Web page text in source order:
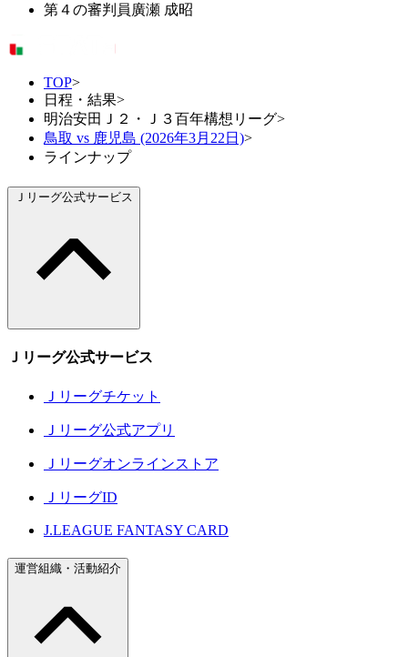
第４の審判員 廣瀬 成昭
TOP>
日程・結果>
明治安田Ｊ２・Ｊ３百年構想リーグ>
鳥取 vs 鹿児島 (2026年3月22日)>
ラインナップ
Ｊリーグ公式サービス
Ｊリーグ公式サービス
Ｊリーグチケット
Ｊリーグ公式アプリ
Ｊリーグオンラインストア
ＪリーグID
J.LEAGUE FANTASY CARD
運営組織・活動紹介